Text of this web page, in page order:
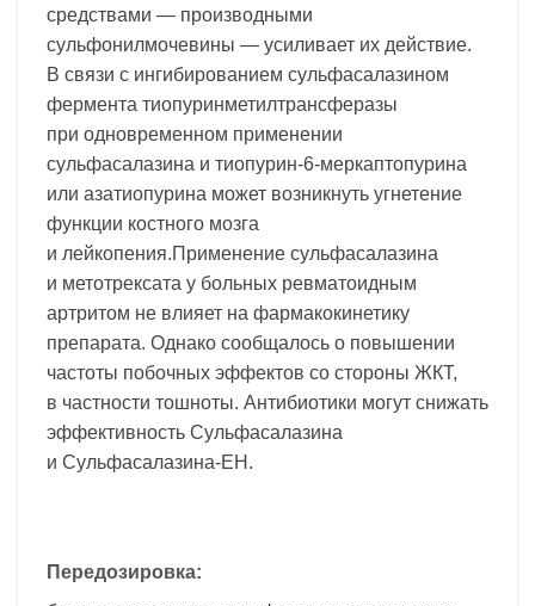
средствами — производными
сульфонилмочевины — усиливает их действие.
В связи с ингибированием сульфасалазином
фермента тиопуринметилтрансферазы
при одновременном применении
сульфасалазина и тиопурин-6-меркаптопурина
или азатиопурина может возникнуть угнетение
функции костного мозга
и лейкопения.Применение сульфасалазина
и метотрексата у больных ревматоидным
артритом не влияет на фармакокинетику
препарата. Однако сообщалось о повышении
частоты побочных эффектов со стороны ЖКТ,
в частности тошноты. Антибиотики могут снижать
эффективность Сульфасалазина
и Сульфасалазина-ЕН.
Передозировка: